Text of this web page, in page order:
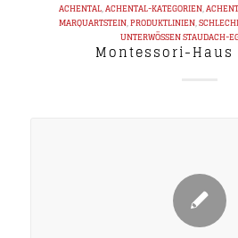
ACHENTAL,ACHENTAL-KATEGORIEN,
MARQUARTSTEIN,PRODUKTLINIEN,
UNTERWÖSSENSTAUDACH-
Montessori-Haus